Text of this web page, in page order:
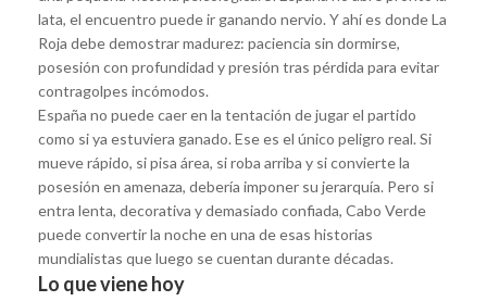
lata, el encuentro puede ir ganando nervio. Y ahí es donde La
Roja debe demostrar madurez: paciencia sin dormirse,
posesión con profundidad y presión tras pérdida para evitar
contragolpes incómodos.
España no puede caer en la tentación de jugar el partido
como si ya estuviera ganado. Ese es el único peligro real. Si
mueve rápido, si pisa área, si roba arriba y si convierte la
posesión en amenaza, debería imponer su jerarquía. Pero si
entra lenta, decorativa y demasiado confiada, Cabo Verde
puede convertir la noche en una de esas historias
mundialistas que luego se cuentan durante décadas.
Lo que viene hoy